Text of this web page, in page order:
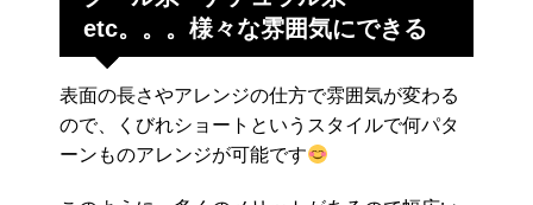
etc。。。様々な雰囲気にできる
表面の長さやアレンジの仕方で雰囲気が変わる
ので、くびれショートというスタイルで何パタ
ーンものアレンジが可能です